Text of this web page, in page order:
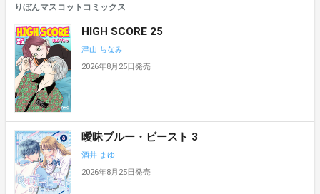
りぼんマスコットコミックス
HIGH SCORE 25
津山 ちなみ
2026年8月25日発売
曖昧ブルー・ビースト 3
酒井 まゆ
2026年8月25日発売